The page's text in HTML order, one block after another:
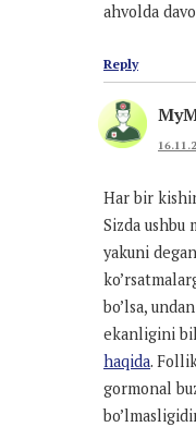
ahvolda
Reply
Har bir
Sizda
yakuni
bo’lsa,
ekanligini
haqida.
gormonal